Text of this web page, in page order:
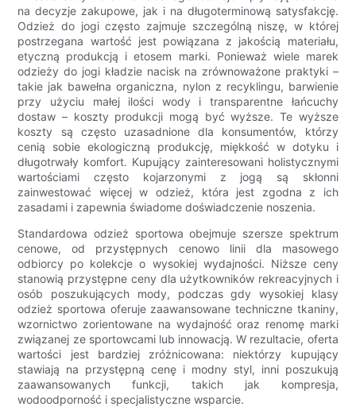
na decyzje zakupowe, jak i na długoterminową satysfakcję.
Odzież do jogi często zajmuje szczególną niszę, w której
postrzegana wartość jest powiązana z jakością materiału,
etyczną produkcją i etosem marki. Ponieważ wiele marek
odzieży do jogi kładzie nacisk na zrównoważone praktyki –
takie jak bawełna organiczna, nylon z recyklingu, barwienie
przy użyciu małej ilości wody i transparentne łańcuchy
dostaw – koszty produkcji mogą być wyższe. Te wyższe
koszty są często uzasadnione dla konsumentów, którzy
cenią sobie ekologiczną produkcję, miękkość w dotyku i
długotrwały komfort. Kupujący zainteresowani holistycznymi
wartościami często kojarzonymi z jogą są skłonni
zainwestować więcej w odzież, która jest zgodna z ich
zasadami i zapewnia świadome doświadczenie noszenia.
Standardowa odzież sportowa obejmuje szersze spektrum
cenowe, od przystępnych cenowo linii dla masowego
odbiorcy po kolekcje o wysokiej wydajności. Niższe ceny
stanowią przystępne ceny dla użytkowników rekreacyjnych i
osób poszukujących mody, podczas gdy wysokiej klasy
odzież sportowa oferuje zaawansowane techniczne tkaniny,
wzornictwo zorientowane na wydajność oraz renomę marki
związanej ze sportowcami lub innowacją. W rezultacie, oferta
wartości jest bardziej zróżnicowana: niektórzy kupujący
stawiają na przystępną cenę i modny styl, inni poszukują
zaawansowanych funkcji, takich jak kompresja,
wodoodporność i specjalistyczne wsparcie.